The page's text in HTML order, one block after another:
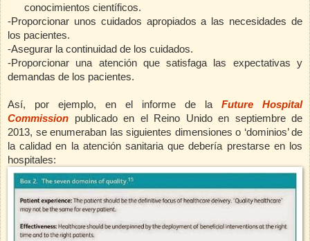
conocimientos científicos.
-Proporcionar unos cuidados apropiados a las necesidades de
los pacientes.
-Asegurar la continuidad de los cuidados.
-Proporcionar una atención que satisfaga las expectativas y
demandas de los pacientes.
Así, por ejemplo, en el informe de la Future Hospital
Commission
publicado en el Reino Unido en septiembre de
2013, se enumeraban las siguientes dimensiones o ‘dominios’ de
la calidad en la atención sanitaria que debería prestarse en los
hospitales: